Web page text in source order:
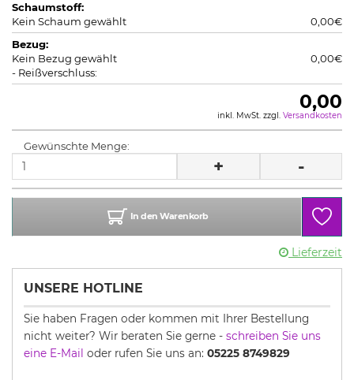
Schaumstoff:
Kein Schaum gewählt
0,00€
Bezug:
Kein Bezug gewählt
0,00€
- Reißverschluss:
0,00
inkl. MwSt. zzgl. Versandkosten
Gewünschte Menge:
+ -
In den Warenkorb
Lieferzeit
UNSERE HOTLINE
Sie haben Fragen oder kommen mit Ihrer Bestellung
nicht weiter? Wir beraten Sie gerne - schreiben Sie uns
eine E-Mail oder rufen Sie uns an: 05225 8749829